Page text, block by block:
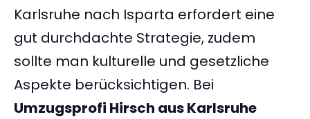
Karlsruhe nach Isparta erfordert eine
gut durchdachte Strategie, zudem
sollte man kulturelle und gesetzliche
Aspekte berücksichtigen. Bei
Umzugsprofi Hirsch aus Karlsruhe